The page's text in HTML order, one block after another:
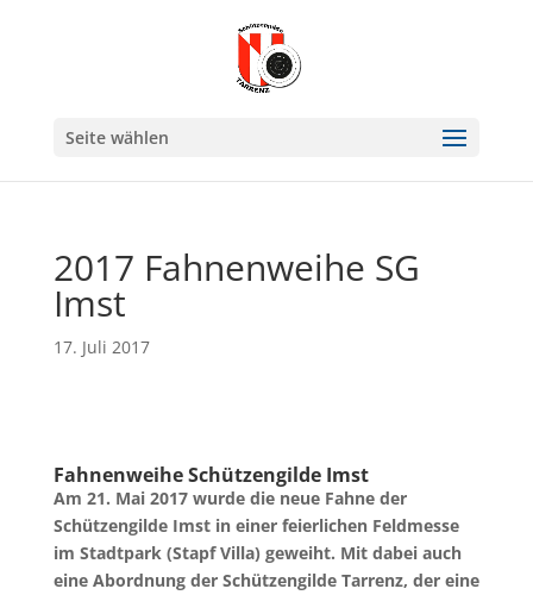
Seite wählen
2017 Fahnenweihe SG
Imst
17. Juli 2017
Fahnenweihe Schützengilde Imst
Am 21. Mai 2017 wurde die neue Fahne der
Schützengilde Imst in einer feierlichen Feldmesse
im Stadtpark (Stapf Villa) geweiht. Mit dabei auch
eine Abordnung der Schützengilde Tarrenz, der eine